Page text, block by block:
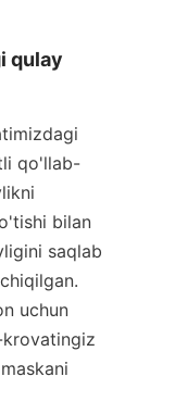
qulay
qo'llab-
bilan
saqlab
uchun